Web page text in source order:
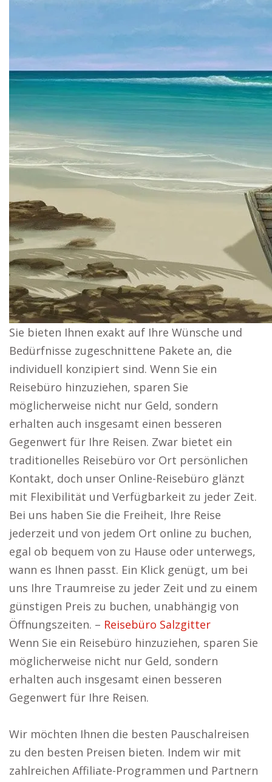
Sie bieten Ihnen exakt auf Ihre Wünsche und
Bedürfnisse zugeschnittene Pakete an, die
individuell konzipiert sind. Wenn Sie ein
Reisebüro hinzuziehen, sparen Sie
möglicherweise nicht nur Geld, sondern
erhalten auch insgesamt einen besseren
Gegenwert für Ihre Reisen. Zwar bietet ein
traditionelles Reisebüro vor Ort persönlichen
Kontakt, doch unser Online-Reisebüro glänzt
mit Flexibilität und Verfügbarkeit zu jeder Zeit.
Bei uns haben Sie die Freiheit, Ihre Reise
jederzeit und von jedem Ort online zu buchen,
egal ob bequem von zu Hause oder unterwegs,
wann es Ihnen passt. Ein Klick genügt, um bei
uns Ihre Traumreise zu jeder Zeit und zu einem
günstigen Preis zu buchen, unabhängig von
Öffnungszeiten. – Reisebüro Salzgitter
Wenn Sie ein Reisebüro hinzuziehen, sparen Sie
möglicherweise nicht nur Geld, sondern
erhalten auch insgesamt einen besseren
Gegenwert für Ihre Reisen.
Wir möchten Ihnen die besten Pauschalreisen
zu den besten Preisen bieten. Indem wir mit
zahlreichen Affiliate-Programmen und Partnern